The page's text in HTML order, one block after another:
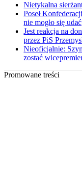
Nietykalna
Poseł
nie mogło się udać
Jest reakcja na
przez PiS
Nieoficjalnie:
zostać
Promowane treści